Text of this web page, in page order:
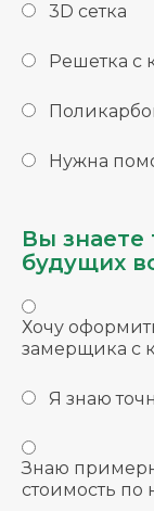
3D сетка
Решетка с
Нужна
Вы
будущих
Хочу
замерщика с
Я знаю
Знаю
стоимость по